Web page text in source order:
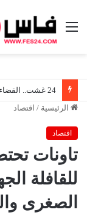
القائمة
الرئيسية / اقتصاد
اقتصاد
تاونات
للقافلة
الصغرى